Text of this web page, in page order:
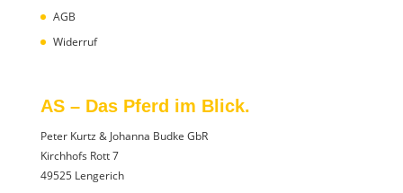
AGB
Widerruf
AS – Das Pferd im Blick.
Peter Kurtz & Johanna Budke GbR
Kirchhofs Rott 7
49525 Lengerich